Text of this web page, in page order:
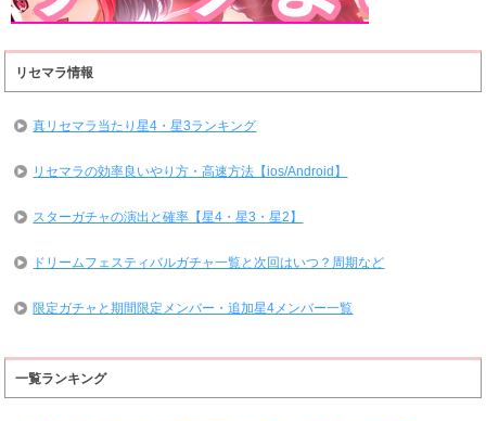
リセマラ情報
真リセマラ当たり星4・星3ランキング
リセマラの効率良いやり方・高速方法【ios/Android】
スターガチャの演出と確率【星4・星3・星2】
ドリームフェスティバルガチャ一覧と次回はいつ？周期など
限定ガチャと期間限定メンバー・追加星4メンバー一覧
一覧ランキング